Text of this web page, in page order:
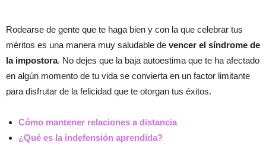
Rodearse de gente que te haga bien y con la que celebrar tus
méritos es una manera muy saludable de vencer el síndrome de
la impostora. No dejes que la baja autoestima que te ha afectado
en algún momento de tu vida se convierta en un factor limitante
para disfrutar de la felicidad que te otorgan tus éxitos.
Cómo mantener relaciones a distancia
¿Qué es la indefensión aprendida?